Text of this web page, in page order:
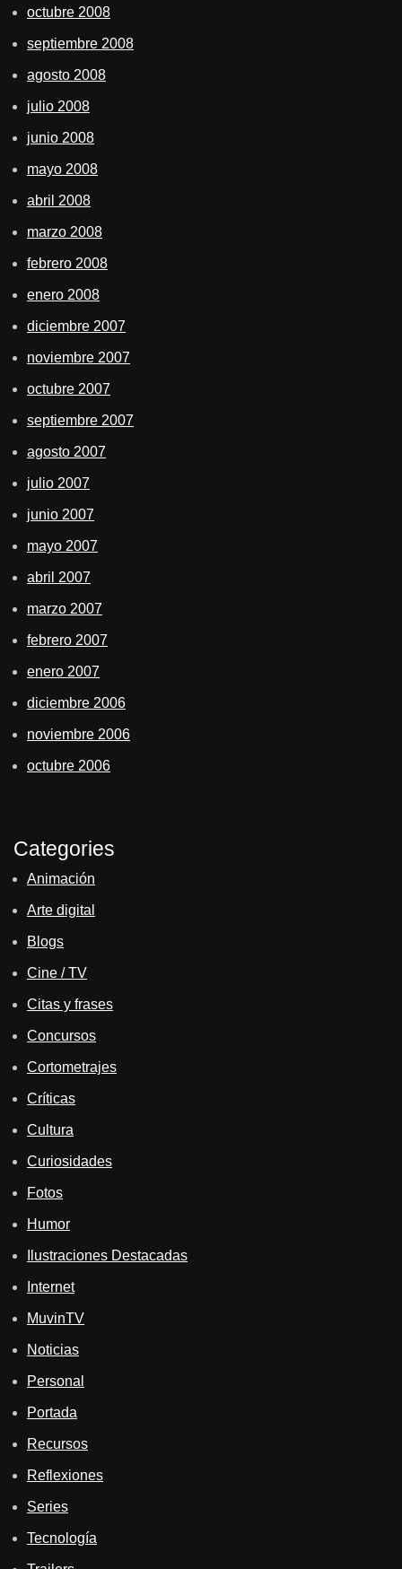
octubre 2008
septiembre 2008
agosto 2008
julio 2008
junio 2008
mayo 2008
abril 2008
marzo 2008
febrero 2008
enero 2008
diciembre 2007
noviembre 2007
octubre 2007
septiembre 2007
agosto 2007
julio 2007
junio 2007
mayo 2007
abril 2007
marzo 2007
febrero 2007
enero 2007
diciembre 2006
noviembre 2006
octubre 2006
Categories
Animación
Arte digital
Blogs
Cine / TV
Citas y frases
Concursos
Cortometrajes
Críticas
Cultura
Curiosidades
Fotos
Humor
Ilustraciones Destacadas
Internet
MuvinTV
Noticias
Personal
Portada
Recursos
Reflexiones
Series
Tecnología